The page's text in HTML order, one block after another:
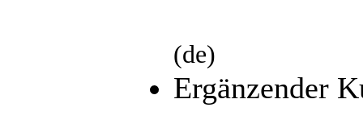
(de)
Ergänzender